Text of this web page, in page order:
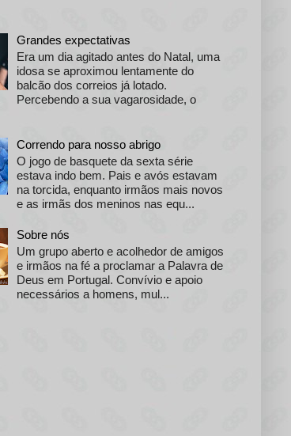
Grandes expectativas
Era um dia agitado antes do Natal, uma
idosa se aproximou lentamente do
balcão dos correios já lotado.
Percebendo a sua vagarosidade, o
Correndo para nosso abrigo
O jogo de basquete da sexta série
estava indo bem. Pais e avós estavam
na torcida, enquanto irmãos mais novos
e as irmãs dos meninos nas equ...
Sobre nós
Um grupo aberto e acolhedor de amigos
e irmãos na fé a proclamar a Palavra de
Deus em Portugal. Convívio e apoio
necessários a homens, mul...